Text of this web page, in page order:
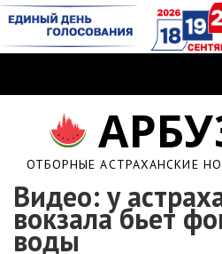
ОТБОРНЫЕ АСТРАХАНСКИЕ
Видео: у
вокзала бьет
воды